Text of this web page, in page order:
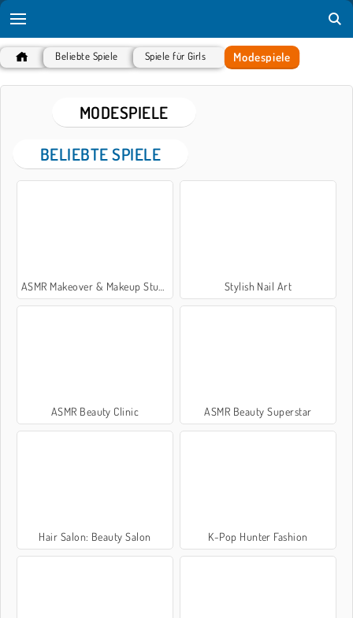
Beliebte Spiele Spiele für Girls Modespiele
MODESPIELE
BELIEBTE SPIELE
ASMR Makeover & Makeup Studio Stylish Nail Art
ASMR Beauty Clinic ASMR Beauty Superstar
Hair Salon: Beauty Salon K-Pop Hunter Fashion